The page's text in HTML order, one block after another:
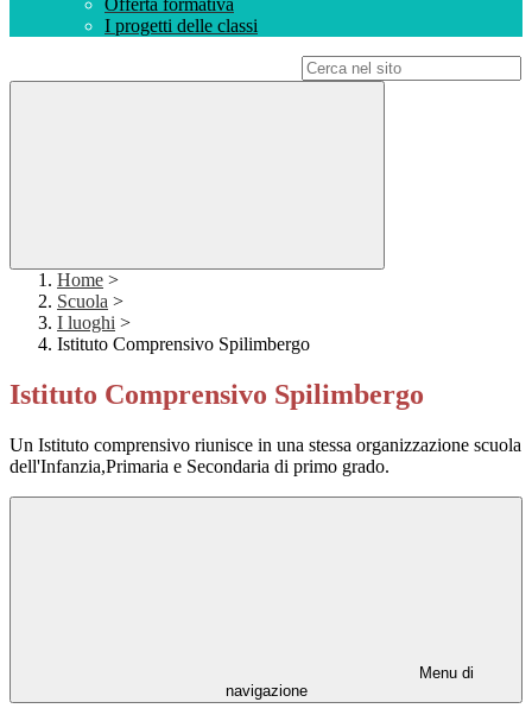
Offerta formativa
I progetti delle classi
Home >
Scuola >
I luoghi >
Istituto Comprensivo Spilimbergo
Istituto Comprensivo Spilimbergo
Un Istituto comprensivo riunisce in una stessa organizzazione scuola
dell'Infanzia,Primaria e Secondaria di primo grado.
Menu di
navigazione